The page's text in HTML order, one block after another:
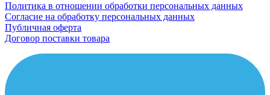
Политика в отношении обработки персональных данных
Согласие на обработку персональных данных
Публичная оферта
Договор поставки товара